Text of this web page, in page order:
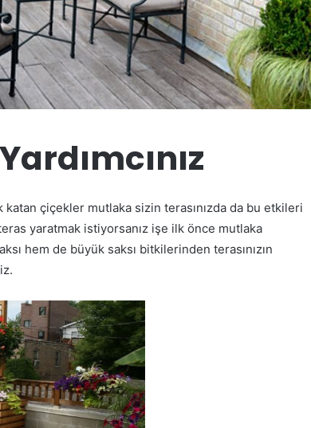
çiçekler mutlaka sizin terasınızda da bu etkileri
yaratmak istiyorsanız işe ilk önce mutlaka
hem de büyük saksı bitkilerinden terasınızın